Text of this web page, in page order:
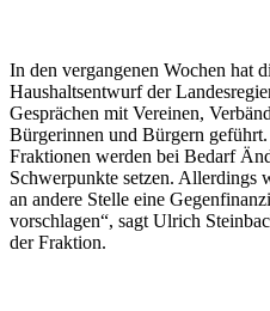
In den vergangenen Wochen hat
Haushaltsentwurf der
Gesprächen mit Vereinen,
Bürgerinnen und Bürgern
Fraktionen werden bei Bedarf
Schwerpunkte setzen. Allerdings
an andere Stelle eine
vorschlagen“, sagt Ulrich
der Fraktion.